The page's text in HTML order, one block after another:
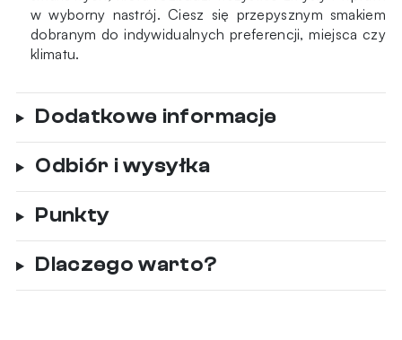
w wyborny nastrój. Ciesz się przepysznym smakiem
dobranym do indywidualnych preferencji, miejsca czy
klimatu.
Dodatkowe informacje
Odbiór i wysyłka
Punkty
Dlaczego warto?